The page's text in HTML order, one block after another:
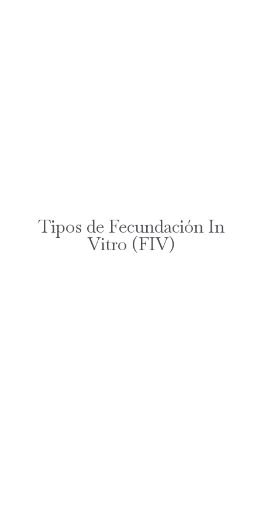
Tipos de Fecundación In
Vitro (FIV)